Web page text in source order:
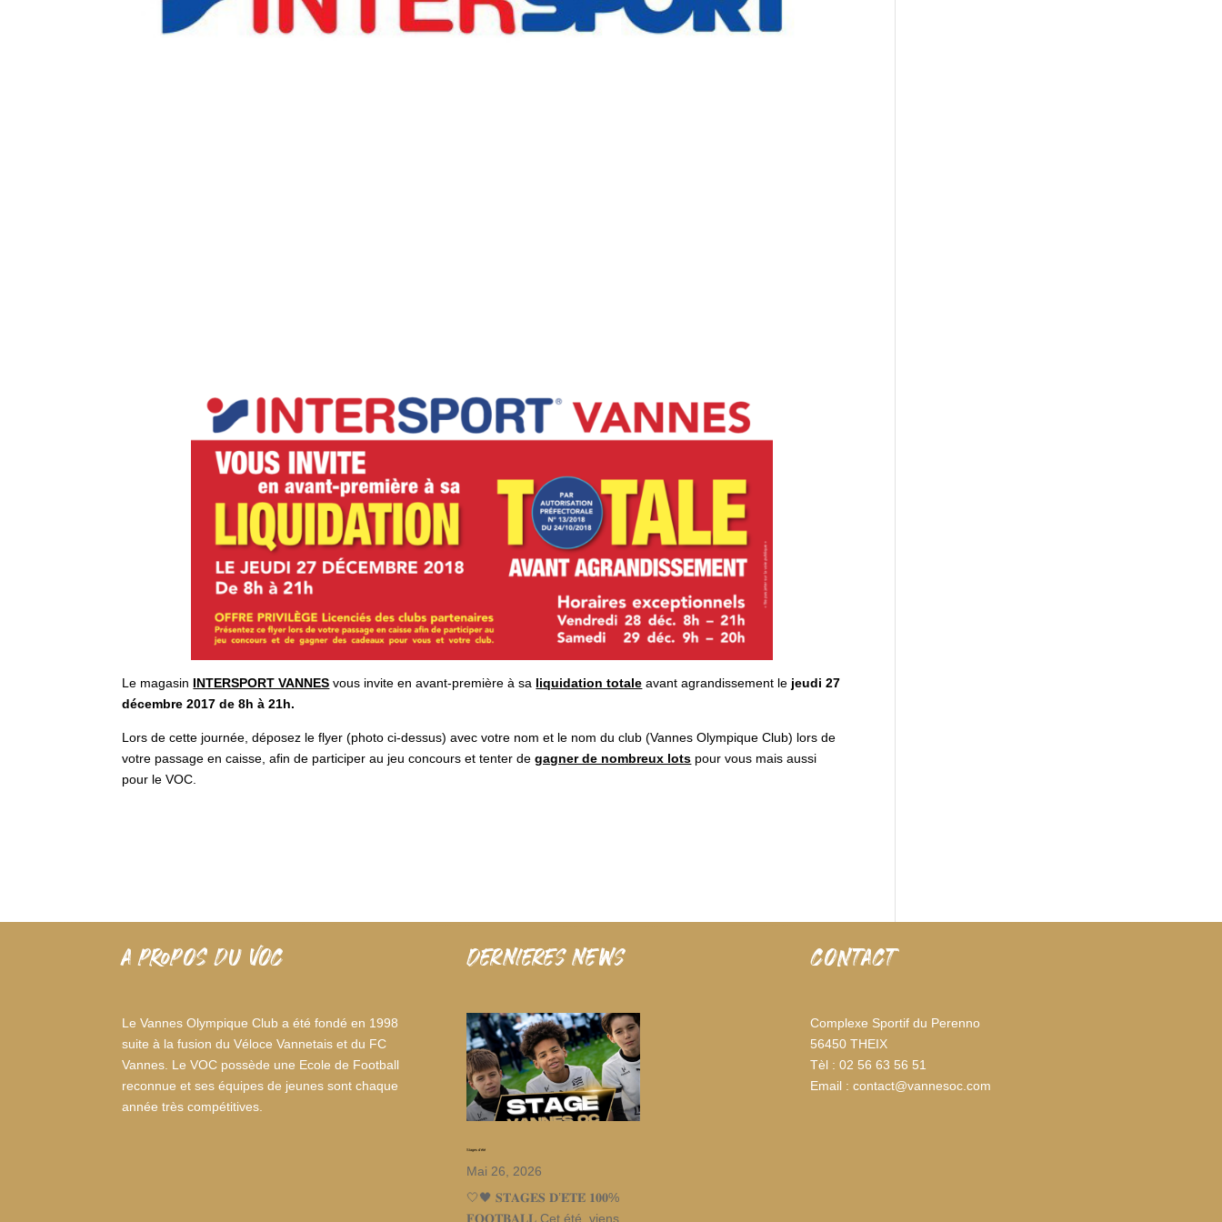
Le magasin INTERSPORT VANNES vous invite en avant-première à sa liquidation totale avant agrandissement le jeudi 27
décembre 2017 de 8h à 21h.
Lors de cette journée, déposez le flyer (photo ci-dessus) avec votre nom et le nom du club (Vannes Olympique Club) lors de
votre passage en caisse, afin de participer au jeu concours et tenter degagner de nombreux lots pour vous mais aussi
pour le VOC.
A PROPOS DU VOC
Le Vannes Olympique Club a été fondé en 1998
suite à la fusion du Véloce Vannetais et du FC
Vannes. Le VOC possède une Ecole de Football
reconnue et ses équipes de jeunes sont chaque
année très compétitives.
dernieres news
Stages d’été
Mai 26, 2026
🤍🖤 𝐒𝐓𝐀𝐆𝐄𝐒 𝐃’𝐄́𝐓𝐄́ 𝟏𝟎𝟎%
𝐅𝐎𝐎𝐓𝐁𝐀𝐋𝐋 Cet été, viens
CONTACT
Complexe Sportif du Perenno
56450 THEIX
Tèl : 02 56 63 56 51
Email : contact@vannesoc.com